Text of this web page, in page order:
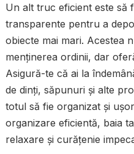
Un alt truc eficient este să
transparente pentru a
obiecte mai mari. Acestea
menținerea ordinii, dar
Asigură-te că ai la
de dinți, săpunuri și alte
totul să fie organizat și
organizare eficientă, baia
relaxare și curățenie